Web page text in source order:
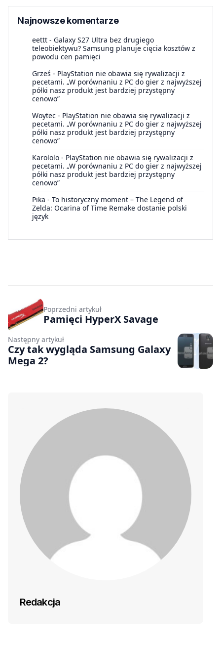
Najnowsze komentarze
eettt - Galaxy S27 Ultra bez drugiego
teleobiektywu? Samsung planuje cięcia kosztów z
powodu cen pamięci
Grześ - PlayStation nie obawia się rywalizacji z
pecetami. „W porównaniu z PC do gier z najwyższej
półki nasz produkt jest bardziej przystępny
cenowo”
Woytec - PlayStation nie obawia się rywalizacji z
pecetami. „W porównaniu z PC do gier z najwyższej
półki nasz produkt jest bardziej przystępny
cenowo”
Karololo - PlayStation nie obawia się rywalizacji z
pecetami. „W porównaniu z PC do gier z najwyższej
półki nasz produkt jest bardziej przystępny
cenowo”
Pika - To historyczny moment – The Legend of
Zelda: Ocarina of Time Remake dostanie polski
język
Poprzedni artykuł
Pamięci HyperX Savage
Następny artykuł
Czy tak wygląda Samsung Galaxy
Mega 2?
Redakcja